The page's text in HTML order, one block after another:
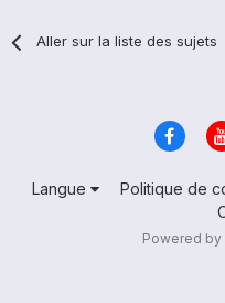
Aller sur la liste des sujets
Langue Politique de
Powered by